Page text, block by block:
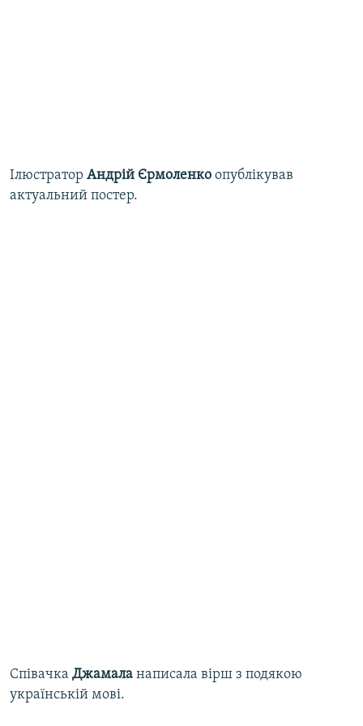
Ілюстратор Андрій Єрмоленко опублікував
актуальний постер.
Співачка Джамала написала вірш з подякою
українській мові.